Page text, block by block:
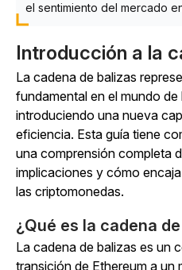
el sentimiento del mercado
Introducción a la
La cadena de balizas
fundamental en el mundo
introduciendo una nueva
eficiencia. Esta guía tiene
una comprensión completa
implicaciones y cómo
las criptomonedas.
¿Qué es la cadena
La cadena de balizas es un
transición de Ethereum a